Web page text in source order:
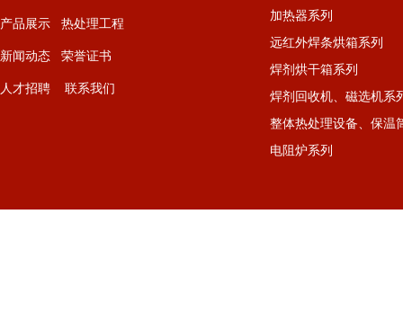
产品展示 热处理工程
新闻动态 荣誉证书
人才招聘 联系我们
加热器系列
远红外焊条烘箱系列
焊剂烘干箱系列
焊剂回收机、磁选机系
整体热处理设备、保温
电阻炉系列